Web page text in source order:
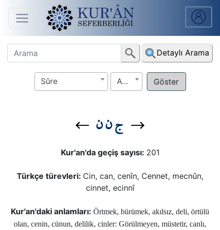
Anasayfa
Sûreler
Arapça
Kökler
Detaylı Arama
Sûre Ayet
ج ن ن
Kur'an'da geçiş sayısı: 201
Türkçe türevleri: Cin, can, cenîn, Cennet, mecnûn,
cinnet, ecinnî
Kur'an'daki anlamları: Örtmek, bürümek, akılsız, deli, örtülü
olan, cenin, cünun, delilik, cinler: Görülmeyen, müstetir, canlı,